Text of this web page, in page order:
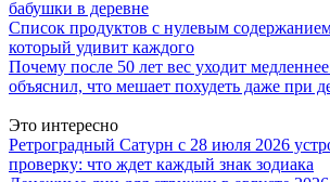
бабушки в деревне
Список продуктов с нулевым
который удивит каждого
Почему после 50 лет вес уходит
объяснил, что мешает похудеть даже при
Это интересно
Ретроградный Сатурн с 28 июля 2026
проверку: что ждет каждый знак зодиака